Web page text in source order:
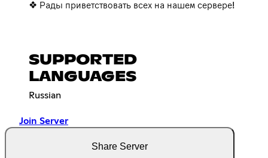
❖ Рады приветствовать всех на нашем сервере!
SUPPORTED
LANGUAGES
Russian
Join Server
Share Server